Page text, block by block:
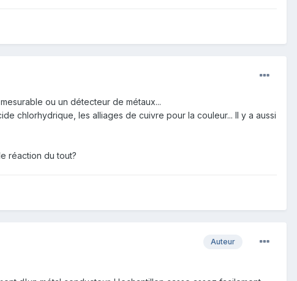
ou un détecteur de métaux...
chlorhydrique, les alliages de cuivre pour la couleur... Il y a aussi
réaction du tout?
Auteur